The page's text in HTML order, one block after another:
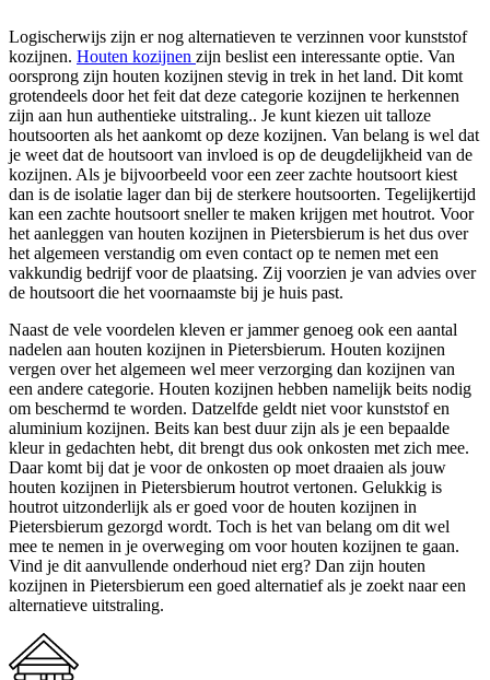
Logischerwijs zijn er nog alternatieven te verzinnen voor kunststof
kozijnen. Houten kozijnen zijn beslist een interessante optie. Van
oorsprong zijn houten kozijnen stevig in trek in het land. Dit komt
grotendeels door het feit dat deze categorie kozijnen te herkennen
zijn aan hun authentieke uitstraling.. Je kunt kiezen uit talloze
houtsoorten als het aankomt op deze kozijnen. Van belang is wel dat
je weet dat de houtsoort van invloed is op de deugdelijkheid van de
kozijnen. Als je bijvoorbeeld voor een zeer zachte houtsoort kiest
dan is de isolatie lager dan bij de sterkere houtsoorten. Tegelijkertijd
kan een zachte houtsoort sneller te maken krijgen met houtrot. Voor
het aanleggen van houten kozijnen in Pietersbierum is het dus over
het algemeen verstandig om even contact op te nemen met een
vakkundig bedrijf voor de plaatsing. Zij voorzien je van advies over
de houtsoort die het voornaamste bij je huis past.
Naast de vele voordelen kleven er jammer genoeg ook een aantal
nadelen aan houten kozijnen in Pietersbierum. Houten kozijnen
vergen over het algemeen wel meer verzorging dan kozijnen van
een andere categorie. Houten kozijnen hebben namelijk beits nodig
om beschermd te worden. Datzelfde geldt niet voor kunststof en
aluminium kozijnen. Beits kan best duur zijn als je een bepaalde
kleur in gedachten hebt, dit brengt dus ook onkosten met zich mee.
Daar komt bij dat je voor de onkosten op moet draaien als jouw
houten kozijnen in Pietersbierum houtrot vertonen. Gelukkig is
houtrot uitzonderlijk als er goed voor de houten kozijnen in
Pietersbierum gezorgd wordt. Toch is het van belang om dit wel
mee te nemen in je overweging om voor houten kozijnen te gaan.
Vind je dit aanvullende onderhoud niet erg? Dan zijn houten
kozijnen in Pietersbierum een goed alternatief als je zoekt naar een
alternatieve uitstraling.